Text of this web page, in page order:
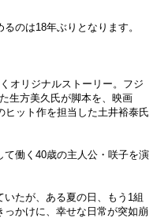
のは18年ぶりとなります。
オリジナルストーリー。フジ
生方美久氏が脚本を、映画
ヒット作を担当した土井裕泰氏
働く40歳の主人公・咲子を演
たが、ある夏の日、もう1組
かけに、幸せな日常が突如崩